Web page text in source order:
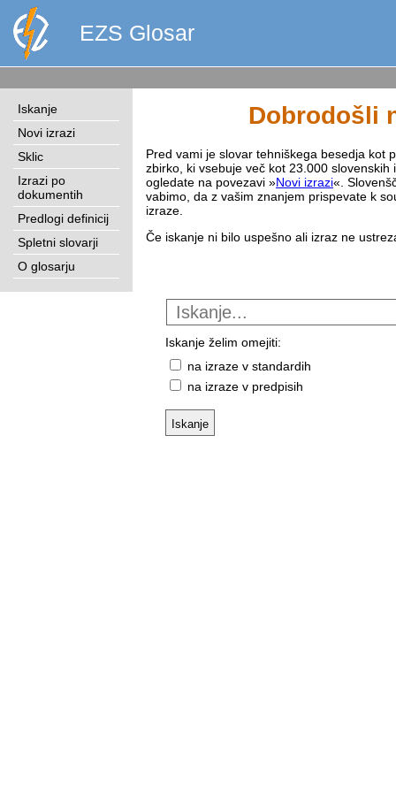
EZS Glosar
Iskanje
Novi izrazi
Sklic
Izrazi po
dokumentih
Predlogi definicij
Spletni slovarji
O glosarju
Dobrodošli
Pred vami je slovar tehniškega besedja kot
zbirko, ki vsebuje več kot 23.000
ogledate na povezavi »Novi izrazi«.
vabimo, da z vašim znanjem prispevate k
izraze.
Če iskanje ni bilo uspešno ali izraz ne
Iskanje želim omejiti:
na izraze v standardih
na izraze v predpisih